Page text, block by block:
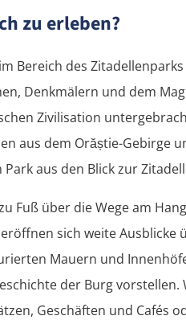
zu erleben?
Bereich des
Denkmälern und dem
Zivilisation
aus dem Orăștie-Gebirge
aus den Blick zur
Fuß über die Wege am
sich weite Ausblicke
Mauern und
der Burg
Geschäften und Cafés